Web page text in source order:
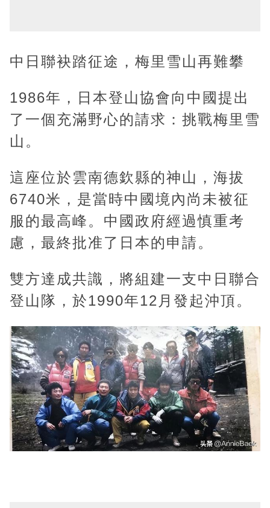
中日聯袂踏征途，梅里雪山再難攀
1986年，日本登山協會向中國提出
了一個充滿野心的請求：挑戰梅里雪
山。
這座位於雲南德欽縣的神山，海拔
6740米，是當時中國境內尚未被征
服的最高峰。中國政府經過慎重考
慮，最終批准了日本的申請。
雙方達成共識，將組建一支中日聯合
登山隊，於1990年12月發起沖頂。